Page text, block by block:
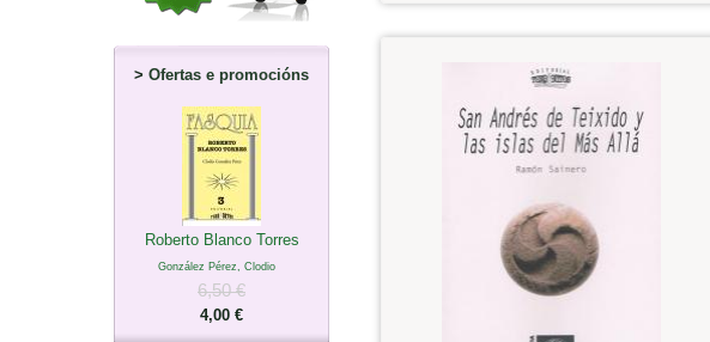
> Ofertas e promocións
Roberto Blanco Torres
González Pérez, Clodio
6,50 €
4,00 €